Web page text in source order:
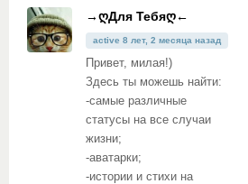
→ღДля Тебяღ←
active 8 лет, 2 месяца назад
Привет, милая!)
Здесь ты можешь найти:
-самые различные
статусы на все случаи
жизни;
-аватарки;
-истории и стихи на